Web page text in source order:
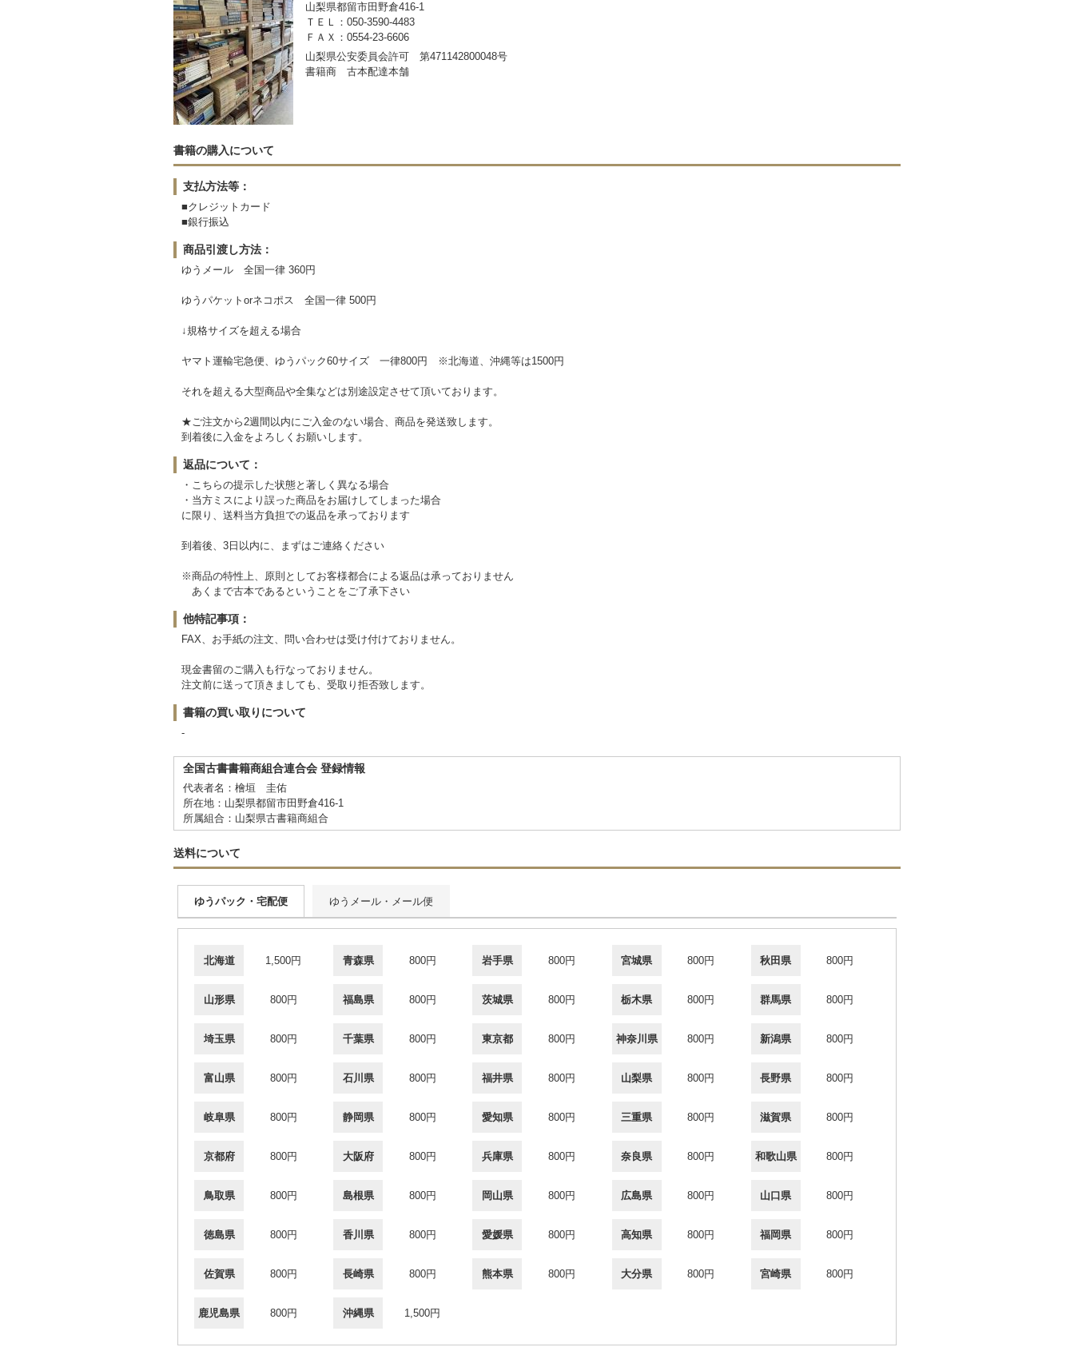
山梨県都留市田野倉416-1
ＴＥＬ：050-3590-4483
ＦＡＸ：0554-23-6606
山梨県公安委員会許可 第471142800048号
書籍商 古本配達本舗
書籍の購入について
支払方法等：
■クレジットカード
■銀行振込
商品引渡し方法：
ゆうメール 全国一律 360円
ゆうパケットorネコポス 全国一律 500円
↓規格サイズを超える場合
ヤマト運輸宅急便、ゆうパック60サイズ 一律800円 ※北海道、沖縄等は1500円
それを超える大型商品や全集などは別途設定させて頂いております。
★ご注文から2週間以内にご入金のない場合、商品を発送致します。
到着後に入金をよろしくお願いします。
返品について：
・こちらの提示した状態と著しく異なる場合
・当方ミスにより誤った商品をお届けしてしまった場合
に限り、送料当方負担での返品を承っております
到着後、3日以内に、まずはご連絡ください
※商品の特性上、原則としてお客様都合による返品は承っておりません
あくまで古本であるということをご了承下さい
他特記事項：
FAX、お手紙の注文、問い合わせは受け付けておりません。
現金書留のご購入も行なっておりません。
注文前に送って頂きましても、受取り拒否致します。
書籍の買い取りについて
-
全国古書書籍商組合連合会 登録情報
代表者名：檜垣 圭佑
所在地：山梨県都留市田野倉416-1
所属組合：山梨県古書籍商組合
送料について
ゆうパック・宅配便 ゆうメール・メール便
北海道 1,500円 青森県 800円 岩手県 800円 宮城県 800円 秋田県 800円
山形県 800円 福島県 800円 茨城県 800円 栃木県 800円 群馬県 800円
埼玉県 800円 千葉県 800円 東京都 800円 神奈川県 800円 新潟県 800円
富山県 800円 石川県 800円 福井県 800円 山梨県 800円 長野県 800円
岐阜県 800円 静岡県 800円 愛知県 800円 三重県 800円 滋賀県 800円
京都府 800円 大阪府 800円 兵庫県 800円 奈良県 800円 和歌山県 800円
鳥取県 800円 島根県 800円 岡山県 800円 広島県 800円 山口県 800円
徳島県 800円 香川県 800円 愛媛県 800円 高知県 800円 福岡県 800円
佐賀県 800円 長崎県 800円 熊本県 800円 大分県 800円 宮崎県 800円
鹿児島県 800円 沖縄県 1,500円